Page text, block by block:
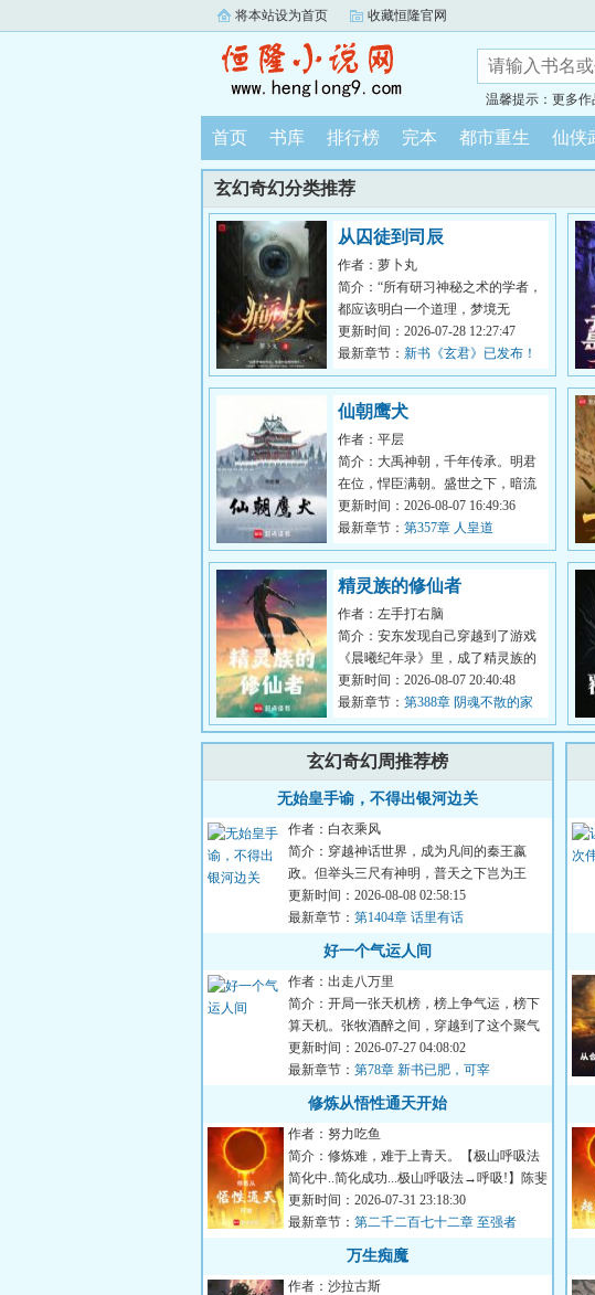
将本站设为首页 收藏恒隆官网
温馨提示：更多
首页 书库 排行榜 完本 都市重生 仙侠
玄幻奇幻分类推荐
从囚徒到司辰
作者：萝卜丸
简介：“所有研习神秘之术的学者，
都应该明白一个道理，梦境无
墙。”“在那梦境的尽头，是通向至
高的神乡...
更新时间：2026-07-28 12:27:47
最新章节： 新书《玄君》已发布！
仙朝鹰犬
作者：平层
简介：大禹神朝，千年传承。明君
在位，悍臣满朝。盛世之下，暗流
涌动。神魔窥伺，妖孽横行。连山
信觉醒天...
更新时间：2026-08-07 16:49:36
最新章节： 第357章 人皇道
精灵族的修仙者
作者：左手打右脑
简介：安东发现自己穿越到了游戏
《晨曦纪年录》里，成了精灵族的
一员。好消息：长生种，寿命悠
久。坏消息...
更新时间：2026-08-07 20:40:48
最新章节： 第388章 阴魂不散的家
伙
玄幻奇幻周推荐榜
无始皇手谕，不得出银河边关
作者：白衣乘风
简介：穿越神话世界，成为凡间的秦王嬴
政。但举头三尺有神明，普天之下岂为王
土？好在遗迹系统觉醒，只要...
更新时间：2026-08-08 02:58:15
最新章节： 第1404章 话里有话
好一个气运人间
作者：出走八万里
简介：开局一张天机榜，榜上争气运，榜下
算天机。张牧酒醉之间，穿越到了这个聚气
运，修武道的世界。有人...
更新时间：2026-07-27 04:08:02
最新章节： 第78章 新书已肥，可宰
修炼从悟性通天开始
作者：努力吃鱼
简介：修炼难，难于上青天。【极山呼吸法
简化中..简化成功...极山呼吸法→呼吸!】陈斐
深吸了一口气。【极...
更新时间：2026-07-31 23:18:30
最新章节： 第二千二百七十二章 至强者
万生痴魔
作者：沙拉古斯